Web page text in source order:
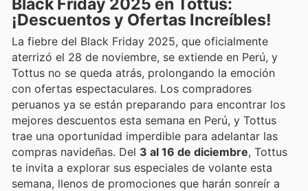
Black Friday 2025 en Tottus:
¡Descuentos y Ofertas Increíbles!
La fiebre del Black Friday 2025, que oficialmente
aterrizó el 28 de noviembre, se extiende en Perú, y
Tottus no se queda atrás, prolongando la emoción
con ofertas espectaculares. Los compradores
peruanos ya se están preparando para encontrar los
mejores descuentos esta semana en Perú, y Tottus
trae una oportunidad imperdible para adelantar las
compras navideñas. Del 3 al 16 de diciembre, Tottus
te invita a explorar sus especiales de volante esta
semana, llenos de promociones que harán sonreír a